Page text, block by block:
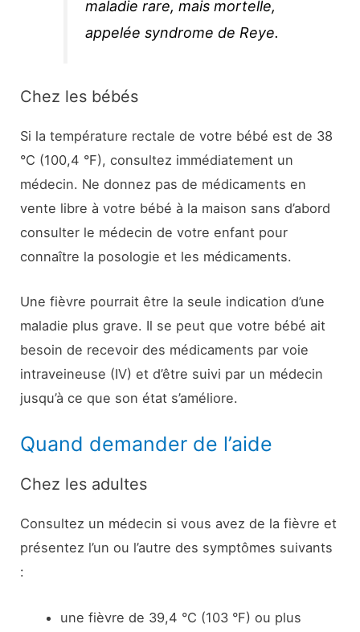
maladie rare, mais mortelle,
appelée syndrome de Reye.
Chez les bébés
Si la température rectale de votre bébé est de 38
°C (100,4 °F), consultez immédiatement un
médecin. Ne donnez pas de médicaments en
vente libre à votre bébé à la maison sans d’abord
consulter le médecin de votre enfant pour
connaître la posologie et les médicaments.
Une fièvre pourrait être la seule indication d’une
maladie plus grave. Il se peut que votre bébé ait
besoin de recevoir des médicaments par voie
intraveineuse (IV) et d’être suivi par un médecin
jusqu’à ce que son état s’améliore.
Quand demander de l’aide
Chez les adultes
Consultez un médecin si vous avez de la fièvre et
présentez l’un ou l’autre des symptômes suivants
:
une fièvre de 39,4 °C (103 °F) ou plus